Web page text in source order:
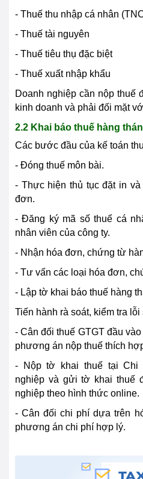
- Thuế thu nhập cá nhân
- Thuế tài nguyên
- Thuế tiêu thụ đặc biệt
- Thuế xuất nhập khẩu
Doanh nghiệp cần nộp thuế
kinh doanh và phải đối mặt
2.2 Khai báo thuế hàng
Các bước đầu của kế toán
- Đóng thuế môn bài.
- Thực hiện thủ tục đặt in
đơn.
- Đăng ký mã số thuế cá
nhân viên của công ty.
- Nhận hóa đơn, chứng từ
- Tư vấn các loại hóa đơn,
- Lập tờ khai báo thuế hàng
Tiến hành rà soát, kiểm tra lỗi
- Cân đối thuế GTGT đầu
phương án nộp thuế thích
- Nộp tờ khai thuế tại Chi
nghiệp và gửi tờ khai thuế
nghiệp theo hình thức online.
- Cân đối chi phí dựa trên
phương án chi phí hợp lý.